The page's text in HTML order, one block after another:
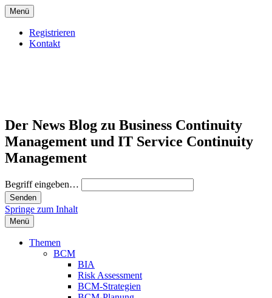
Menü
Registrieren
Kontakt
Der News Blog zu Business Continuity
Management und IT Service Continuity
Management
Begriff eingeben…
Springe zum Inhalt
Menü
Themen
BCM
BIA
Risk Assessment
BCM-Strategien